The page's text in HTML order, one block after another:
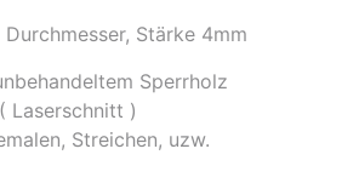
Stärke 4mm
Sperrholz
Laserschnitt )
Streichen, uzw.